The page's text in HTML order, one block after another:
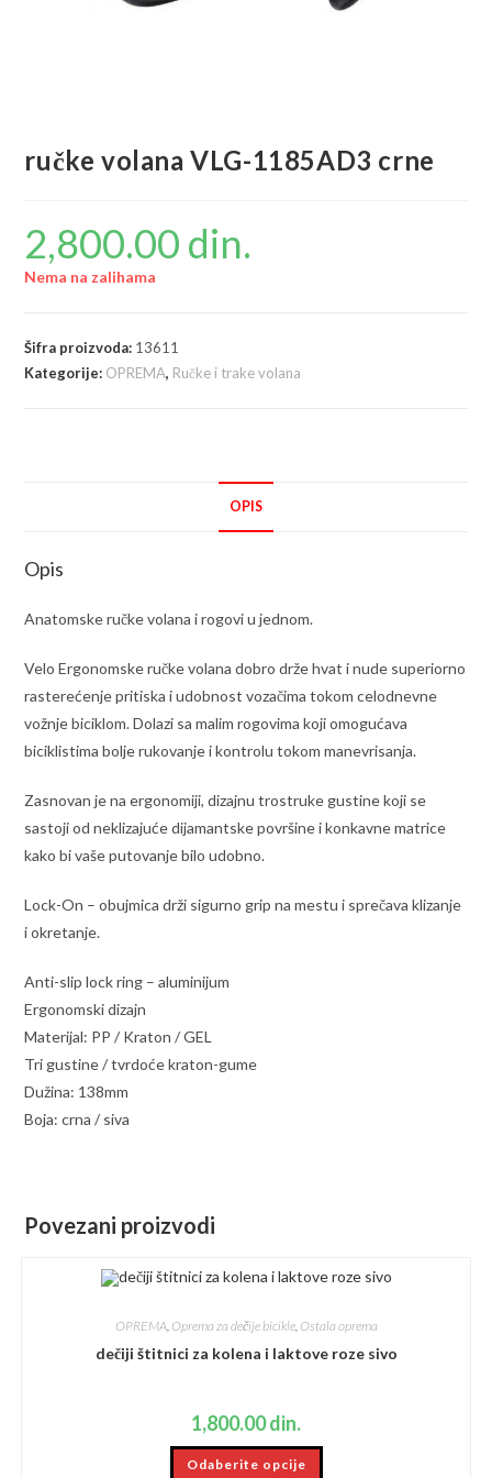
ručke volana VLG-1185AD3 crne
2,800.00 din.
Nema na zalihama
Šifra proizvoda: 13611
Kategorije: OPREMA, Ručke i trake volana
OPIS
Opis
Anatomske ručke volana i rogovi u jednom.
Velo Ergonomske ručke volana dobro drže hvat i nude superiorno
rasterećenje pritiska i udobnost vozačima tokom celodnevne
vožnje biciklom. Dolazi sa malim rogovima koji omogućava
biciklistima bolje rukovanje i kontrolu tokom manevrisanja.
Zasnovan je na ergonomiji, dizajnu trostruke gustine koji se
sastoji od neklizajuće dijamantske površine i konkavne matrice
kako bi vaše putovanje bilo udobno.
Lock-On – obujmica drži sigurno grip na mestu i sprečava klizanje
i okretanje.
Anti-slip lock ring – aluminijum
Ergonomski dizajn
Materijal: PP / Kraton / GEL
Tri gustine / tvrdoće kraton-gume
Dužina: 138mm
Boja: crna / siva
Povezani proizvodi
OPREMA, Oprema za dečije bicikle, Ostala oprema
dečiji štitnici za kolena i laktove roze sivo
1,800.00din.
Odaberite opcije
Ovaj